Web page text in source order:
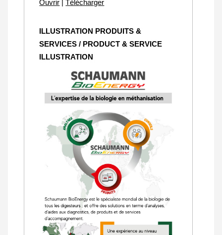
Ouvrir | Télécharger
ILLUSTRATION PRODUITS &
SERVICES / PRODUCT & SERVICE
ILLUSTRATION